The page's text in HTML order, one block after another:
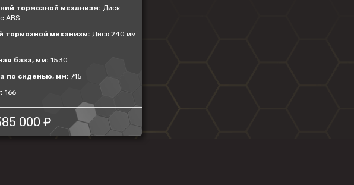
тормозной механизм: Диск
ABS
тормозной механизм: Диск 240 мм
база, мм: 1530
по сиденью, мм: 715
166
000 ₽